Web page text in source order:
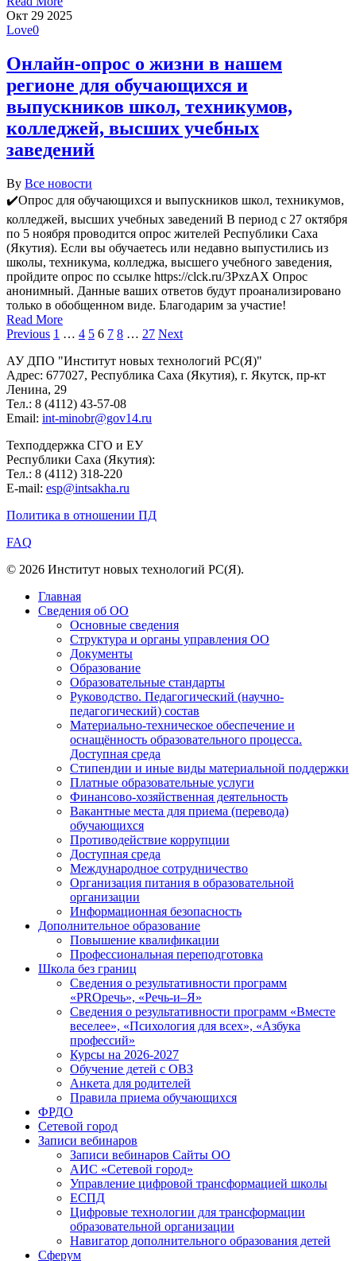
Окт 29 2025
Love0
Онлайн-опрос о жизни в нашем
регионе для обучающихся и
выпускников школ, техникумов,
колледжей, высших учебных
заведений
By Все новости
✔️Опрос для обучающихся и выпускников школ, техникумов,
колледжей, высших учебных заведений В период с 27 октября
по 5 ноября проводится опрос жителей Республики Саха
(Якутия). Если вы обучаетесь или недавно выпустились из
школы, техникума, колледжа, высшего учебного заведения,
пройдите опрос по ссылке https://clck.ru/3PxzAX Опрос
анонимный. Данные ваших ответов будут проанализировано
только в обобщенном виде. Благодарим за участие!
Read More
Previous 1 … 4 5 6 7 8 … 27 Next
АУ ДПО "Институт новых технологий РС(Я)"
Адрес: 677027, Республика Саха (Якутия), г. Якутск, пр-кт
Ленина, 29
Тел.: 8 (4112) 43-57-08
Email: int-minobr@gov14.ru
Техподдержка СГО и ЕУ
Республики Саха (Якутия):
Тел.: 8 (4112) 318-220
E-mail: esp@intsakha.ru
Политика в отношении ПД
FAQ
© 2026 Институт новых технологий РС(Я).
Главная
Сведения об ОО
Основные сведения
Структура и органы управления ОО
Документы
Образование
Образовательные стандарты
Руководство. Педагогический (научно-
педагогический) состав
Материально-техническое обеспечение и
оснащённость образовательного процесса.
Доступная среда
Стипендии и иные виды материальной поддержки
Платные образовательные услуги
Финансово-хозяйственная деятельность
Вакантные места для приема (перевода)
обучающихся
Противодействие коррупции
Доступная среда
Международное сотрудничество
Организация питания в образовательной
организации
Информационная безопасность
Дополнительное образование
Повышение квалификации
Профессиональная переподготовка
Школа без границ
Сведения о результативности программ
«PROречь», «Речь-и–Я»
Сведения о результативности программ «Вместе
веселее», «Психология для всех», «Азбука
профессий»
Курсы на 2026-2027
Обучение детей с ОВЗ
Анкета для родителей
Правила приема обучающихся
ФРДО
Сетевой город
Записи вебинаров
Записи вебинаров Сайты ОО
АИС «Сетевой город»
Управление цифровой трансформацией школы
ЕСПД
Цифровые технологии для трансформации
образовательной организации
Навигатор дополнительного образования детей
Сферум